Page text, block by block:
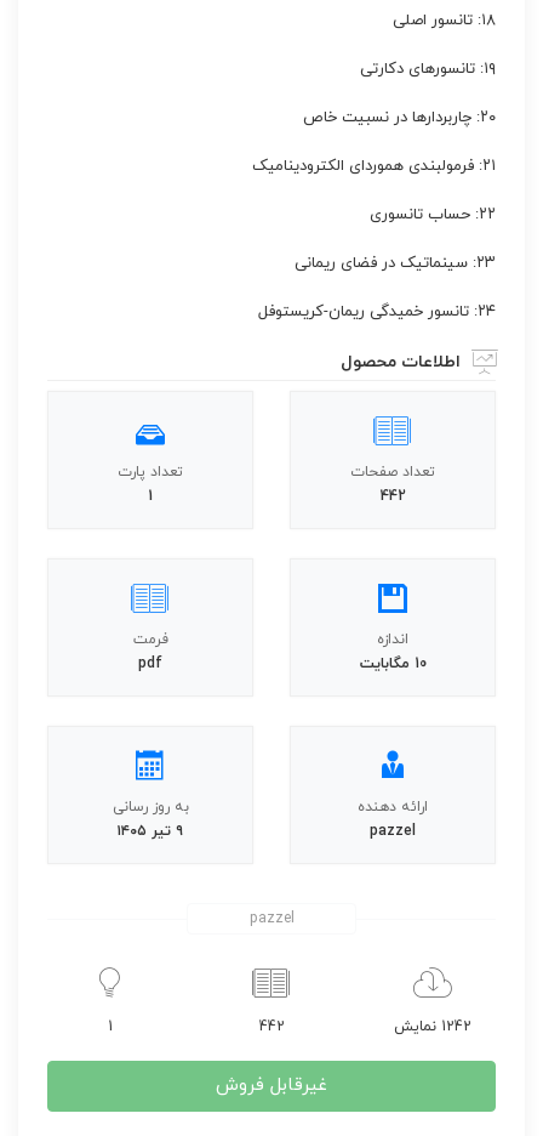
۱۸: تانسور اصلی
۱۹: تانسورهای دکارتی
۲۰: چاربردارها در نسبیت خاص
۲۱: فرمولبندی هموردای الکترودینامیک
۲۲: حساب تانسوری
۲۳: سینماتیک در فضای ریمانی
۲۴: تانسور خمیدگی ریمان-کریستوفل
اطلاعات محصول
تعداد صفحات
442
تعداد پارت
1
اندازه
10 مگابایت
فرمت
pdf
ارائه دهنده
pazzel
به روز رسانی
۹ تیر ۱۴۰۵
pazzel
1242 نمایش 442
1
غیرقابل فروش